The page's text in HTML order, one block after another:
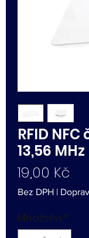
RFID
13,56 MHz
19,00 Kč
Bez DPH |
Množství *